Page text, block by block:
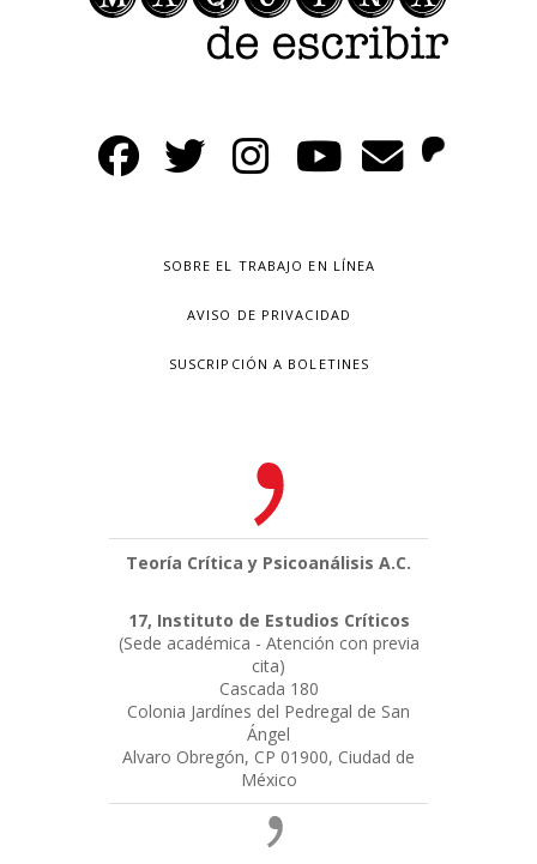
SOBRE EL TRABAJO EN LÍNEA
AVISO DE PRIVACIDAD
SUSCRIPCIÓN A BOLETINES
Teoría Crítica y Psicoanálisis A.C.
17, Instituto de Estudios Críticos
(Sede académica - Atención con previa
cita)
Cascada 180
Colonia Jardínes del Pedregal de San
Ángel
Alvaro Obregón, CP 01900, Ciudad de
México